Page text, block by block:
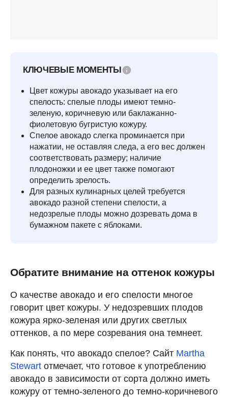
КЛЮЧЕВЫЕ МОМЕНТЫ
Цвет кожуры авокадо указывает на его
спелость: спелые плоды имеют темно-
зеленую, коричневую или баклажанно-
фиолетовую бугристую кожуру.
Спелое авокадо слегка проминается при
нажатии, не оставляя следа, а его вес должен
соответствовать размеру; наличие
плодоножки и ее цвет также помогают
определить зрелость.
Для разных кулинарных целей требуется
авокадо разной степени спелости, а
недозрелые плоды можно дозревать дома в
бумажном пакете с яблоками.
Обратите внимание на оттенок кожуры
О качестве авокадо и его спелости многое
говорит цвет кожуры. У недозревших плодов
кожура ярко-зеленая или других светлых
оттенков, а по мере созревания она темнеет.
Как понять, что авокадо спелое? Сайт Martha
Stewart отмечает, что готовое к употреблению
авокадо в зависимости от сорта должно иметь
кожуру от темно-зеленого до темно-коричневого